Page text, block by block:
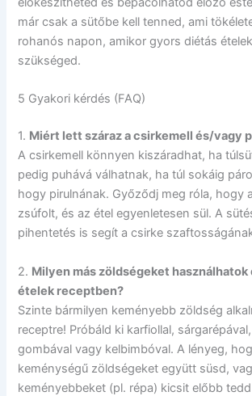
már csak a sütőbe kell tenned, ami
rohanós napon, amikor gyors diétás
szükséged.
5 Gyakori kérdés (FAQ)
1. Miért lett száraz a csirkemell és/vagy
A csirkemell könnyen kiszáradhat, ha
pedig puhává válhatnak, ha túl sokáig
hogy pirulnának. Győződj meg róla, hogy
zsúfolt, és az étel egyenletesen sül. A
pihentetés is segít a csirke
2. Milyen más zöldségeket használhatok
ételek receptben?
Szinte bármilyen keményebb zöldség
receptre! Próbáld ki karfiollal,
gombával vagy kelbimbóval. A lényeg,
keménységű zöldségeket együtt süsd,
keményebbeket (pl. répa) kicsit előbb